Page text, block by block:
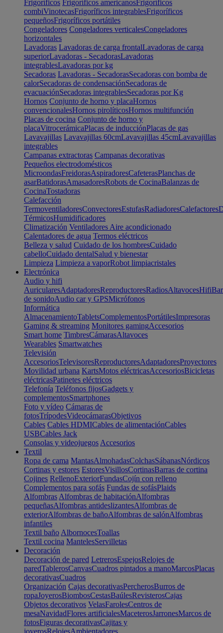
Frigoríficos Frigoríficos americanosFrigoríficos
combiVinotecasFrigoríficos integrablesFrigoríficos
pequeñosFrigoríficos portátiles
Congeladores Congeladores verticalesCongeladores
horizontales
Lavadoras Lavadoras de carga frontalLavadoras de carga
superiorLavadoras - SecadorasLavadoras
integrablesLavadoras por kg
Secadoras Lavadoras - SecadorasSecadoras con bomba de
calorSecadoras de condensaciónSecadoras de
evacuaciónSecadoras integrablesSecadoras por Kg
Hornos Conjunto de horno y placaHornos
convencionalesHornos pirolíticosHornos multifunción
Placas de cocina Conjunto de horno y
placaVitrocerámicaPlacas de inducciónPlacas de gas
Lavavajillas Lavavajillas 60cmLavavajillas 45cmLavavajillas
integrables
Campanas extractoras Campanas decorativas
Pequeños electrodomésticos
MicroondasFreidorasAspiradoresCafeterasPlanchas de
asarBatidorasAmasadoresRobots de CocinaBalanzas de
CocinaTostadoras
Calefacción
TermoventiladoresConvectoresEstufasRadiadoresCalefactores
TérmicosHumidificadores
Climatización Ventiladores Aire acondicionado
Calentadores de agua Termos eléctricos
Belleza y salud Cuidado de los hombresCuidado
cabelloCuidado dentalSalud y bienestar
Limpieza Limpieza a vaporRobot limpiacristales
Electrónica
Audio y hifi
AuricularesAdaptadoresReproductoresRadiosAltavocesHifi
de sonidoAudio car y GPSMicrófonos
Informática
AlmacenamientoTabletsComplementosPortátilesImpresoras
Gaming & streaming Monitores gamingAccesorios
Smart home TimbresCámarasAltavoces
Wearables Smartwatches
Televisión
AccesoriosTelevisoresReproductoresAdaptadoresProyectores
Movilidad urbana KartsMotos eléctricasAccesoriosBicicletas
eléctricasPatinetes eléctricos
Telefonía Teléfonos fijosGadgets y
complementosSmartphones
Foto y vídeo Cámaras de
fotosTrípodesVideocámarasObjetivos
Cables Cables HDMICables de alimentaciónCables
USBCables Jack
Consolas y videojuegos Accesorios
Textil
Ropa de cama MantasAlmohadasColchasSábanasNórdicos
Cortinas y estores EstoresVisillosCortinasBarras de cortina
Cojines RellenoExteriorFundasCojín con relleno
Complementos para sofás Fundas de sofásPlaids
Alfombras Alfombras de habitaciónAlfombras
pequeñasAlfombras antideslizantesAlfombras de
exteriorAlfombras de bañoAlfombras de salónAlfombras
infantiles
Textil baño AlbornocesToallas
Textil cocina MantelesServilletas
Decoración
Decoración de pared LetrerosEspejosRelojes de
paredTablerosCanvasCuadros pintados a manoMarcosPlacas
decorativasCuadros
Organización Cajas decorativasPercherosBurros de
ropaJoyerosBiombosCestasBaúlesRevisterosCajas
Objetos decorativos VelasFarolesCentros de
mesaNavidadFlores artificialesMaceterosJarronesMarcos de
fotosFiguras decorativasCajitas y
joyerosRelojesAmbientadores